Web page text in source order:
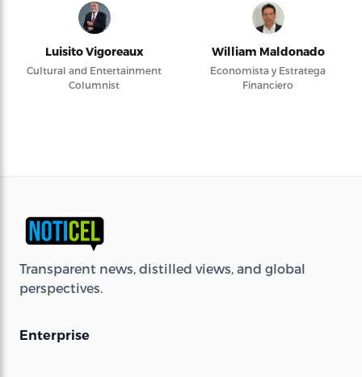
Luisito Vigoreaux
Cultural and Entertainment
Columnist
William Maldonado
Economista y Estratega
Financiero
Transparent news, distilled views, and global
perspectives.
Enterprise